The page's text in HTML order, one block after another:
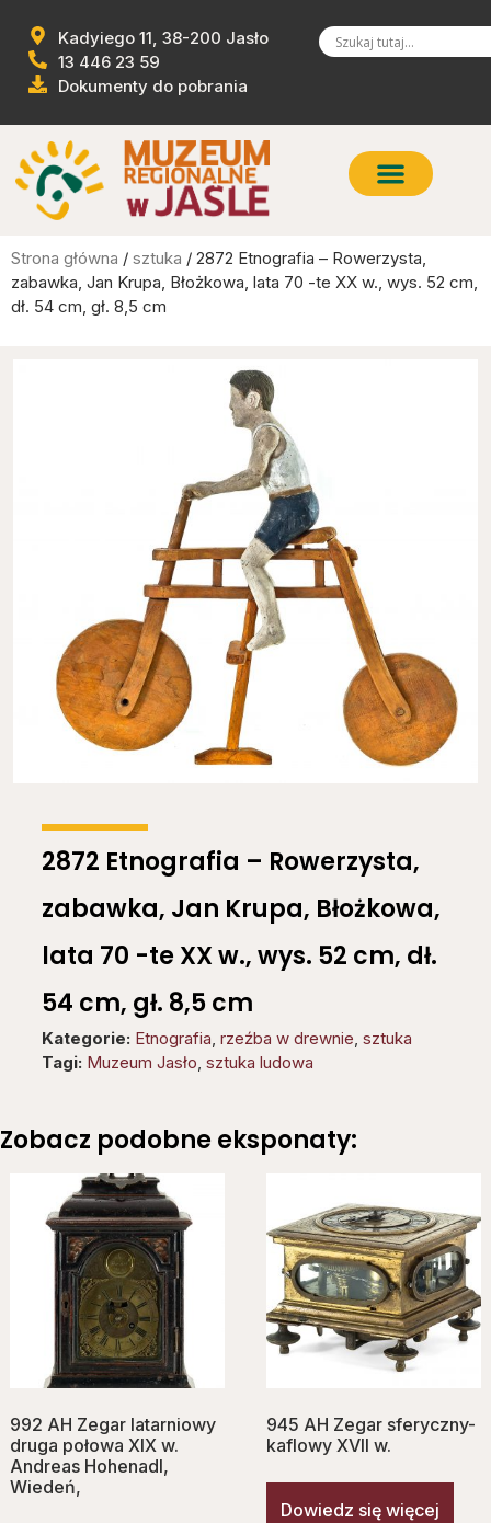
Kadyiego 11, 38-200 Jasło
13 446 23 59
Dokumenty do pobrania
Strona główna / sztuka / 2872 Etnografia – Rowerzysta,
zabawka, Jan Krupa, Błożkowa, lata 70 -te XX w., wys. 52 cm,
dł. 54 cm, gł. 8,5 cm
2872 Etnografia – Rowerzysta,
zabawka, Jan Krupa, Błożkowa,
lata 70 -te XX w., wys. 52 cm, dł.
54 cm, gł. 8,5 cm
Kategorie: Etnografia, rzeźba w drewnie, sztuka
Tagi: Muzeum Jasło, sztuka ludowa
Zobacz podobne eksponaty:
992 AH Zegar latarniowy
druga połowa XIX w.
Andreas Hohenadl,
Wiedeń,
945 AH Zegar sferyczny-
kaflowy XVII w.
Dowiedz się więcej